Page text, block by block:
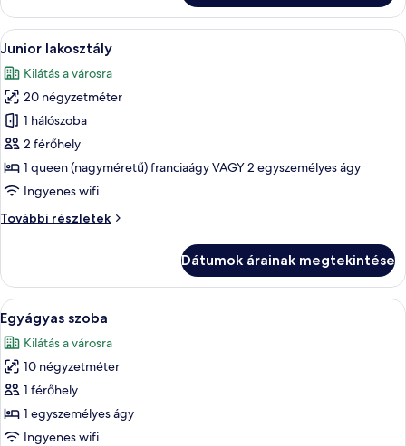
A
következő
szoba
összes
képének
megtekintése:
Junior
lakosztály
Egy szállodai szoba, amelyben van
8
Junior lakosztály
Kilátás a városra
20 négyzetméter
1 hálószoba
2 férőhely
1 queen (nagyméretű) franciaágy VAGY 2 egyszemélyes ágy
Ingyenes wifi
További részletek
Junior
Dátumok árainak megtekintése
A
következő
szoba
összes
képének
megtekintése:
Egyágyas
Egy szállodai szoba, amelyben
5
Egyágyas szoba
Kilátás a városra
10 négyzetméter
1 férőhely
1 egyszemélyes ágy
Ingyenes wifi